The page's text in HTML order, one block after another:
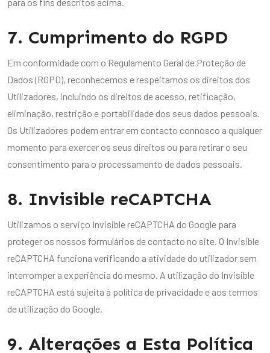
7. Cumprimento do RGPD
Em conformidade com o Regulamento Geral de Proteção de
Dados (RGPD), reconhecemos e respeitamos os direitos dos
Utilizadores, incluindo os direitos de acesso, retificação,
eliminação, restrição e portabilidade dos seus dados pessoais.
Os Utilizadores podem entrar em contacto connosco a qualquer
momento para exercer os seus direitos ou para retirar o seu
consentimento para o processamento de dados pessoais.
8. Invisible reCAPTCHA
Utilizamos o serviço Invisible reCAPTCHA do Google para
proteger os nossos formulários de contacto no site. O Invisible
reCAPTCHA funciona verificando a atividade do utilizador sem
interromper a experiência do mesmo. A utilização do Invisible
reCAPTCHA está sujeita à política de privacidade e aos termos
de utilização do Google.
9. Alterações a Esta Política